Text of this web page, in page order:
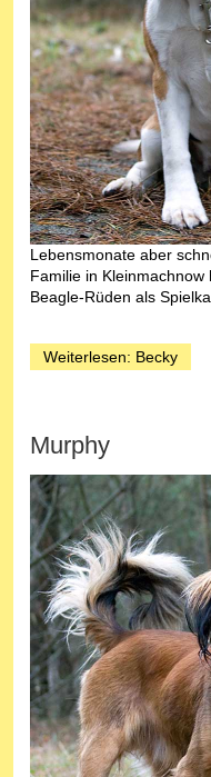
Lebensmonate aber
Familie in
Beagle-Rüden als
Weiterlesen: Becky
Murphy